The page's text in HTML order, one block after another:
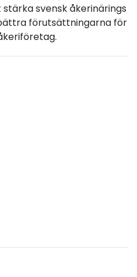
Eleverna får
samtidigt som vi
hur yrket ser ut i
att vi själva måste vara
medarbetare
Andreas.Praktisk
sin APL-period
chaufförer i det dagliga
olika delar av yrket.
säkerhetsarbete,
och logistik samt
MLC
anpassas alltid efter
och hur
svensk åkerinärings
förutsättningarna för